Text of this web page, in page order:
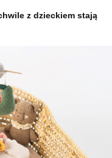
z dzieckiem stają